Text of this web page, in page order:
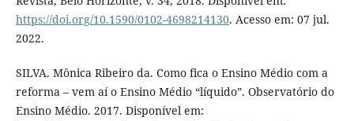
https://doi.org/10.1590/0102-4698214130. Acesso em: 07 jul.
2022.
SILVA. Mônica Ribeiro da. Como fica o Ensino Médio com a
reforma – vem aí o Ensino Médio “líquido”. Observatório do
Ensino Médio. 2017. Disponível em: